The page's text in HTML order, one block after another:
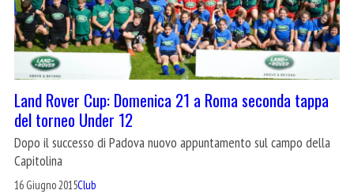
Land Rover Cup: Domenica 21 a Roma seconda tappa
del torneo Under 12
Dopo il successo di Padova nuovo appuntamento sul campo della
Capitolina
16 Giugno 2015Club